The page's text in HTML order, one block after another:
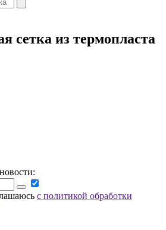
сетка из термопласта
с политикой обработки